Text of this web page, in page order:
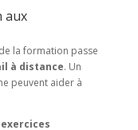
aux
la formation passe
à distance. Un
peuvent aider à
exercices